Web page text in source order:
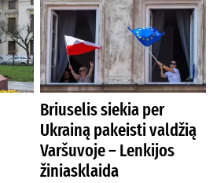
Briuselis siekia per
Ukrainą pakeisti valdžią
Varšuvoje – Lenkijos
žiniasklaida